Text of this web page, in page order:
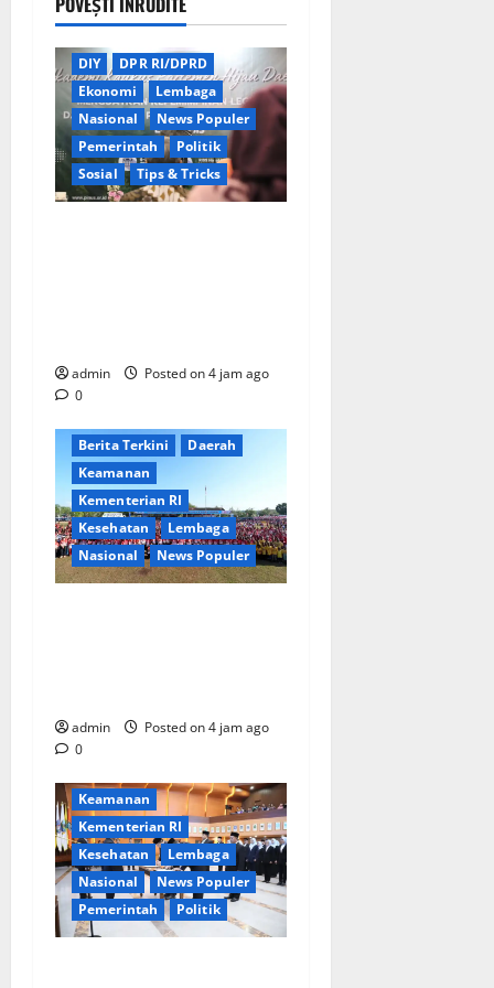
DIY
DPR RI/DPRD
Ekonomi
Lembaga
Nasional
News Populer
Pemerintah
Politik
Sosial
Tips & Tricks
admin
Posted on 4 jam ago
0
Berita Terkini
Daerah
Keamanan
Kementerian RI
Kesehatan
Lembaga
Nasional
News Populer
admin
Posted on 4 jam ago
0
Keamanan
Kementerian RI
Kesehatan
Lembaga
Nasional
News Populer
Pemerintah
Politik